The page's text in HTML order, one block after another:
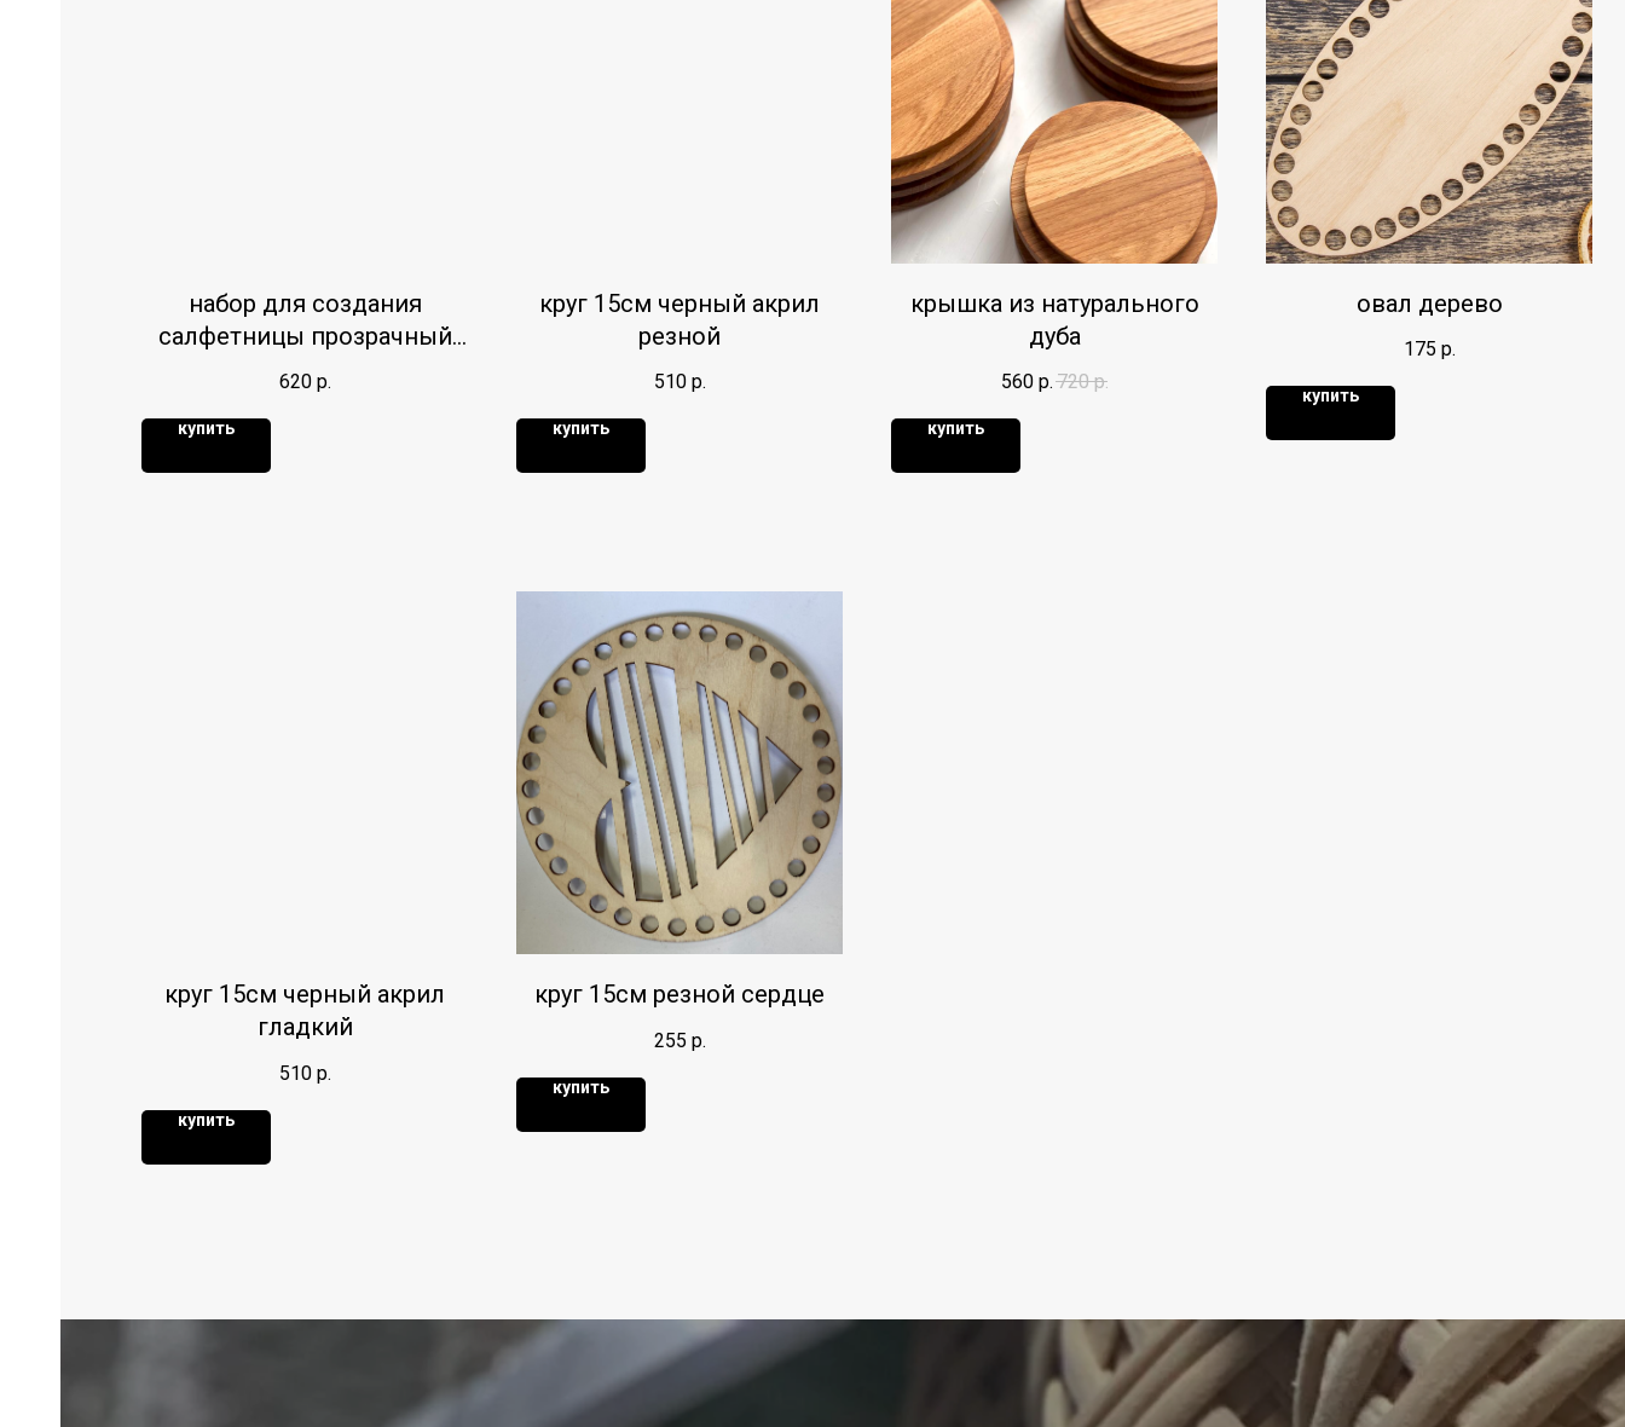
набор для создания
салфетницы прозрачный
акрил 12/23см
620 р.
купить
круг 15см черный акрил
резной
510 р.
купить
крышка из натурального
дуба
560 р.720 р.
купить
овал дерево
175 р.
купить
круг 15см черный акрил
гладкий
510 р.
купить
круг 15см резной сердце
255 р.
купить